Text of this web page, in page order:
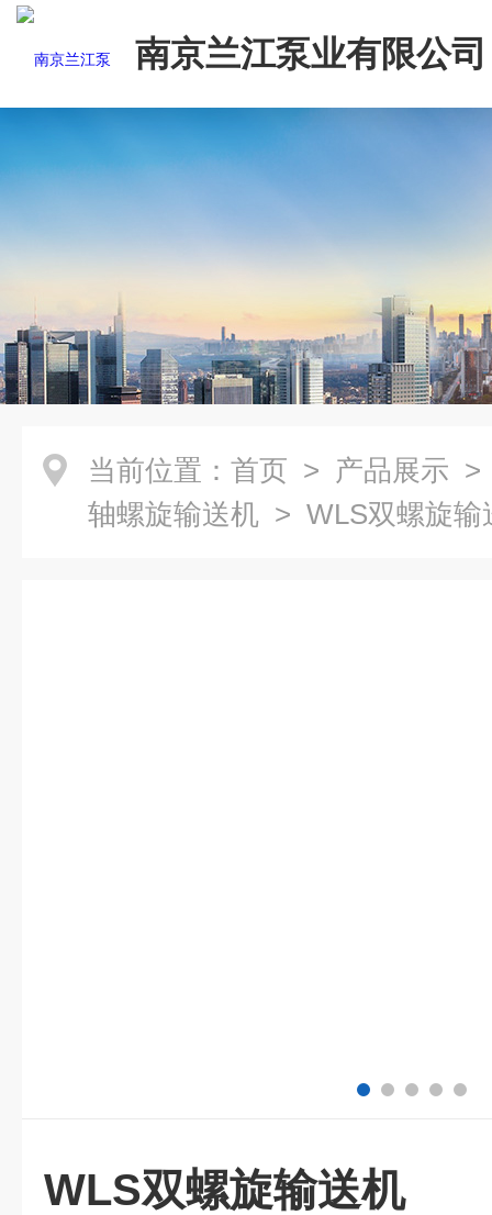
南京兰江泵业有限公司
当前位置： 首页 > 产品展示
轴螺旋输送机 > WLS双螺旋输
WLS双螺旋输送机